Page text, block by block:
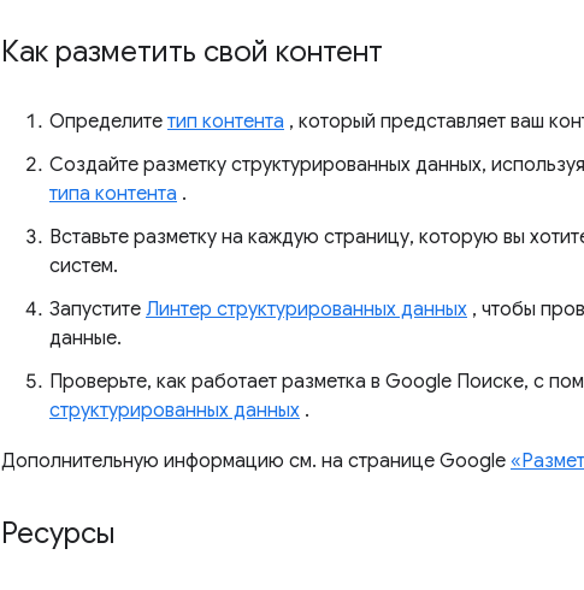
Как разметить свой контент
Определите тип контента , который представляет ваш
Создайте разметку структурированных данных, используя
типа контента .
Вставьте разметку на каждую страницу, которую вы
систем.
Запустите Линтер структурированных данных , чтобы
данные.
Проверьте, как работает разметка в Google Поиске, с
структурированных данных .
Дополнительную информацию см. на странице Google
Ресурсы